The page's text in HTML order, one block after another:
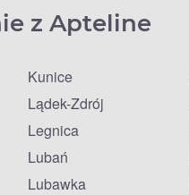
z Apteline
Kunice
Lądek-Zdrój
Legnica
Lubań
Lubawka